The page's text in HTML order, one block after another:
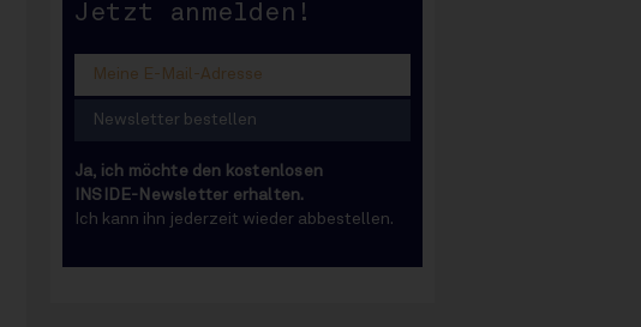
Jetzt anmelden!
Ja, ich möchte den kostenlosen
INSIDE-Newsletter erhalten.
Ich kann ihn jederzeit wieder abbestellen.